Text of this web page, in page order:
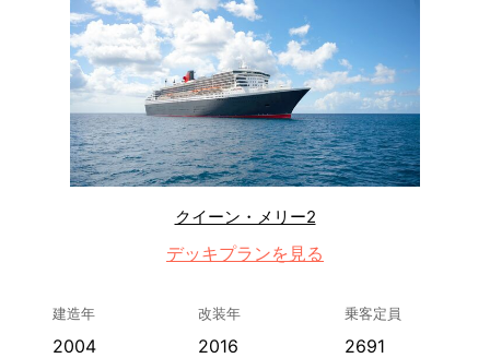
クイーン・メリー2
デッキプランを見る
建造年
2004
改装年
2016
乗客定員
2691